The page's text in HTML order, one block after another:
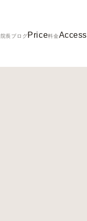
院長ブログPrice料金Access